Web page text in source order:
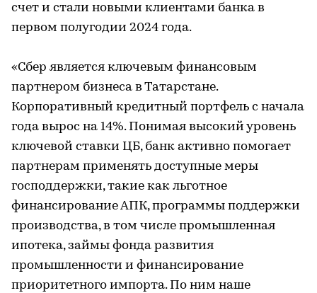
счет и стали новыми клиентами банка в
первом полугодии 2024 года.
«Сбер является ключевым финансовым
партнером бизнеса в Татарстане.
Корпоративный кредитный портфель с начала
года вырос на 14%. Понимая высокий уровень
ключевой ставки ЦБ, банк активно помогает
партнерам применять доступные меры
господдержки, такие как льготное
финансирование АПК, программы поддержки
производства, в том числе промышленная
ипотека, займы фонда развития
промышленности и финансирование
приоритетного импорта. По ним наше